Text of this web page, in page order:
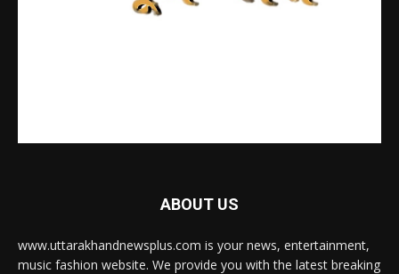
ABOUT US
www.uttarakhandnewsplus.com is your news, entertainment,
music fashion website. We provide you with the latest breaking